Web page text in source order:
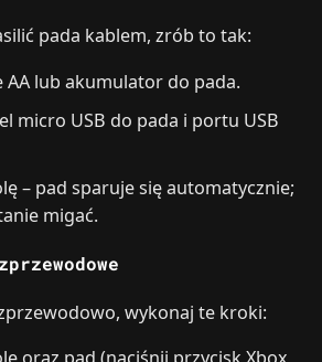
pada kablem, zrób to tak:
AA lub akumulator do pada.
micro USB do pada i portu USB
– pad sparuje się automatycznie;
migać.
wykonaj te kroki: